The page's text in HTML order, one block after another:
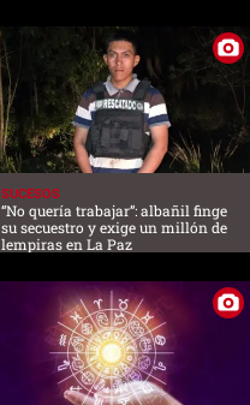
SUCESOS
“No quería trabajar”: albañil finge
su secuestro y exige un millón de
lempiras en La Paz